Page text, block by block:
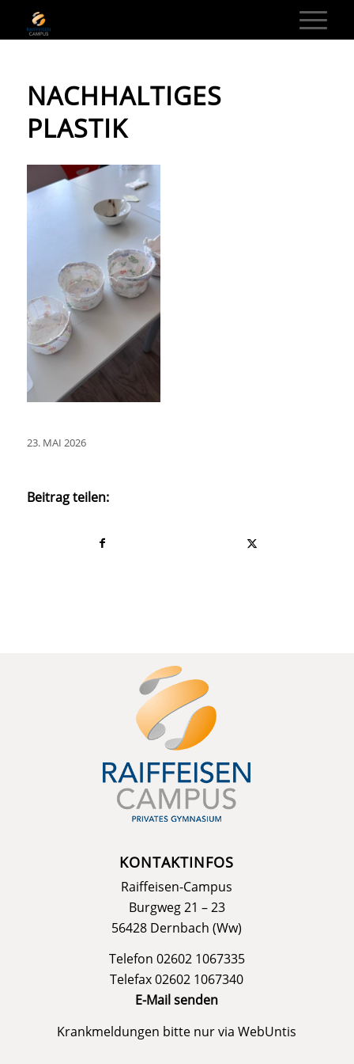
NACHHALTIGES
PLASTIK
23. MAI 2026
Beitrag teilen:
KONTAKTINFOS
Raiffeisen-Campus
Burgweg 21 – 23
56428 Dernbach (Ww)
Telefon 02602 1067335
Telefax 02602 1067340
E-Mail senden
Krankmeldungen bitte nur viaWebUntis